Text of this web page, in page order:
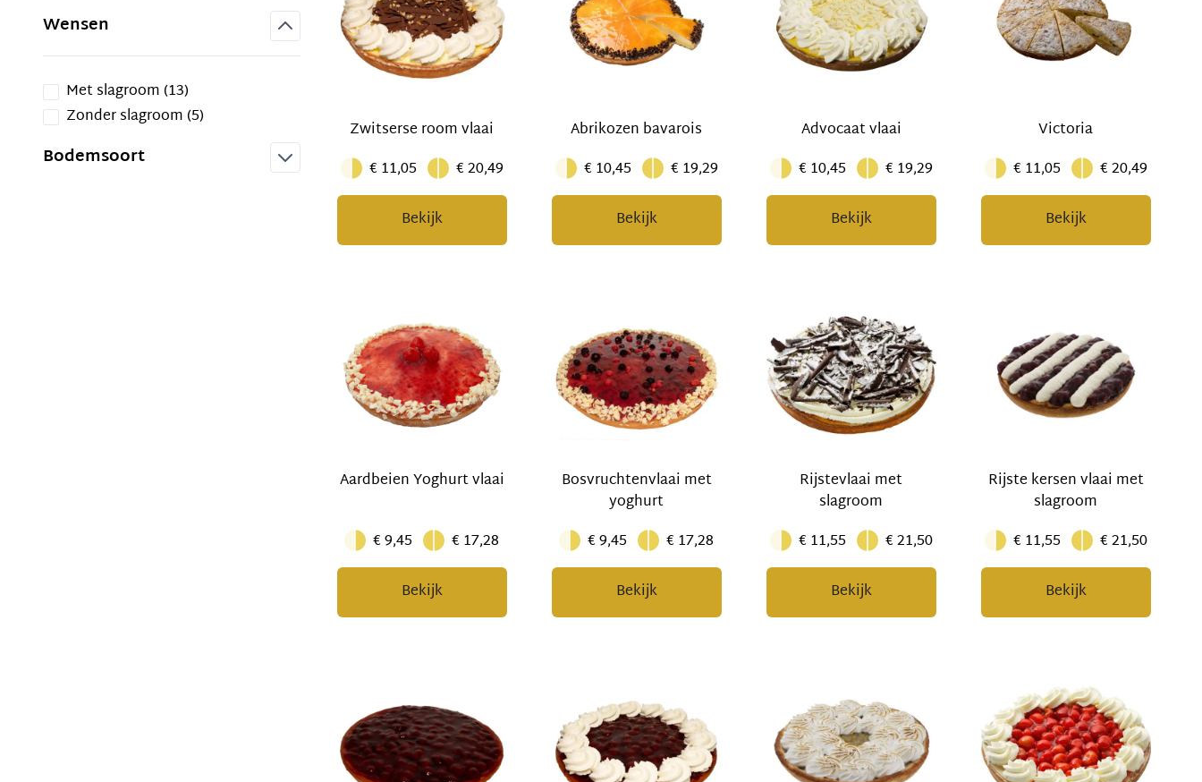
Wensen
filter
Met slagroom (13products available
)
Zonder slagroom (5products available
)
Bodemsoort
Zwitserse room vlaai
€ 11,05
€ 20,49
Bekijk
Abrikozen bavarois
€ 10,45
€ 19,29
Bekijk
Advocaat vlaai
€ 10,45
€ 19,29
Bekijk
Victoria
€ 11,05
€ 20,49
Bekijk
Aardbeien Yoghurt vlaai
€ 9,45
€ 17,28
Bekijk
Bosvruchtenvlaai met
yoghurt
€ 9,45
€ 17,28
Bekijk
Rijstevlaai met
slagroom
€ 11,55
€ 21,50
Bekijk
Rijste kersen vlaai met
slagroom
€ 11,55
€ 21,50
Bekijk